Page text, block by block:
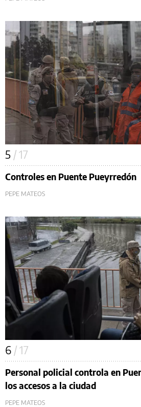
5 / 17
Controles en Puente Pueyrredón
PEPE MATEOS
6 / 17
Personal policial controla en
los accesos a la ciudad
PEPE MATEOS